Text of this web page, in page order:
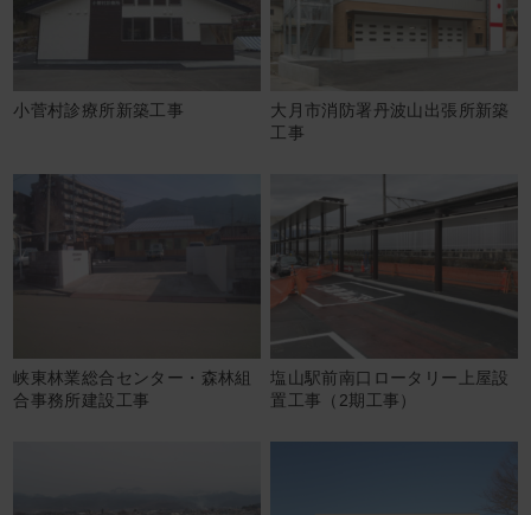
小菅村診療所新築工事
大月市消防署丹波山出張所新築
工事
峡東林業総合センター・森林組
合事務所建設工事
塩山駅前南口ロータリー上屋設
置工事（2期工事）